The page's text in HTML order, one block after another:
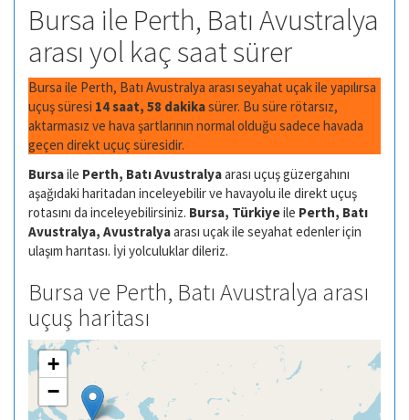
Bursa ile Perth, Batı Avustralya
arası yol kaç saat sürer
Bursa ile Perth, Batı Avustralya arası seyahat uçak ile yapılırsa
uçuş süresi 14 saat, 58 dakikasürer. Bu süre rötarsız,
aktarmasız ve hava şartlarının normal olduğu sadece havada
geçen direkt uçuç süresidir.
Bursaile Perth, Batı Avustralyaarası uçuş güzergahını
aşağıdaki haritadan inceleyebilir ve havayolu ile direkt uçuş
rotasını da inceleyebilirsiniz. Bursa, Türkiyeile Perth, Batı
Avustralya, Avustralyaarası uçak ile seyahat edenler için
ulaşım harıtası. İyi yolculuklar dileriz.
Bursa ve Perth, Batı Avustralya arası
uçuş haritası
+
−